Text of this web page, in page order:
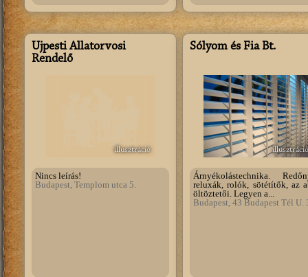
Újpesti Állatorvosi
Rendelő
illusztráció
Nincs leírás!
Budapest, Templom utca 5.
Sólyom és Fia Bt.
illusztráció
Árnyékolástechnika.
reluxák, rolók, sötétítők, az
öltöztetői. Legyen a...
Budapest, 43 Budapest Tél U.